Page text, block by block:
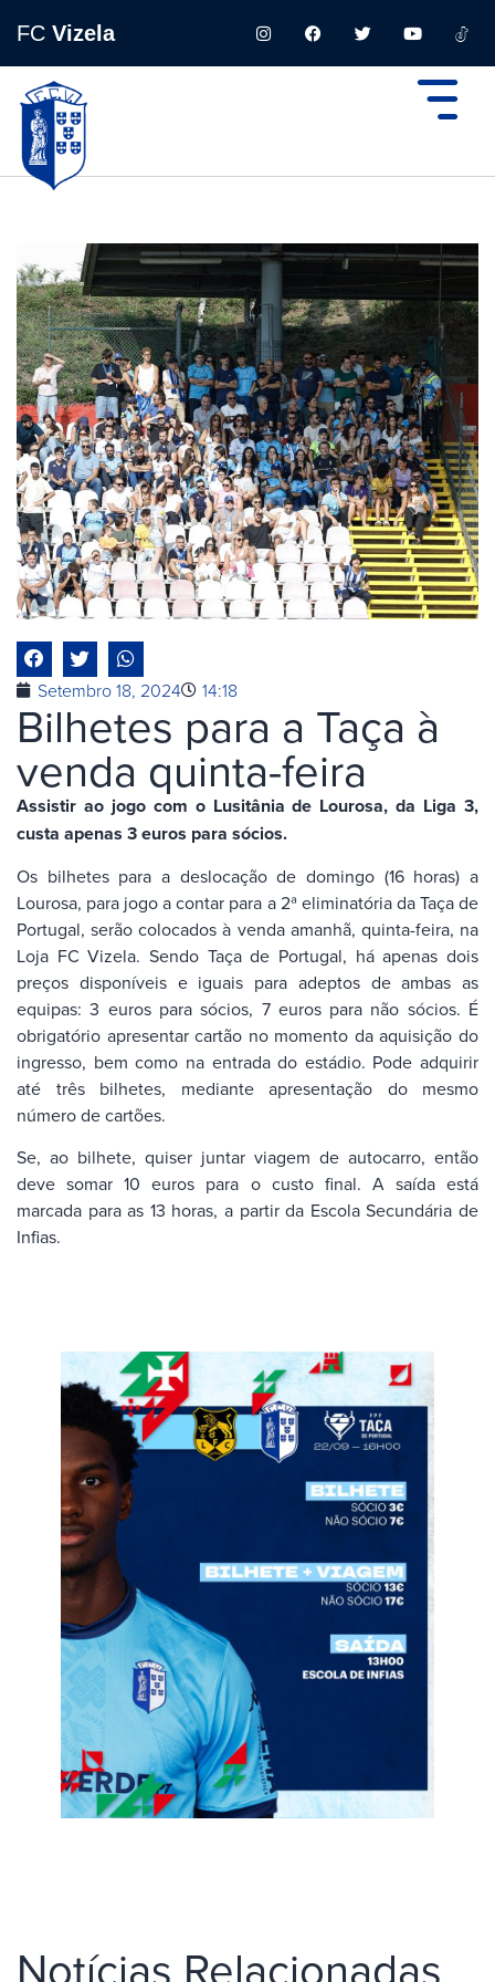
FC Vizela
Setembro 18, 2024 14:18
Bilhetes para a Taça à
venda quinta-feira
Assistir ao jogo com o Lusitânia de Lourosa, da Liga 3,
custa apenas 3 euros para sócios.
Os bilhetes para a deslocação de domingo (16 horas) a
Lourosa, para jogo a contar para a 2ª eliminatória da Taça de
Portugal, serão colocados à venda amanhã, quinta-feira, na
Loja FC Vizela. Sendo Taça de Portugal, há apenas dois
preços disponíveis e iguais para adeptos de ambas as
equipas: 3 euros para sócios, 7 euros para não sócios. É
obrigatório apresentar cartão no momento da aquisição do
ingresso, bem como na entrada do estádio. Pode adquirir
até três bilhetes, mediante apresentação do mesmo
número de cartões.
Se, ao bilhete, quiser juntar viagem de autocarro, então
deve somar 10 euros para o custo final. A saída está
marcada para as 13 horas, a partir da Escola Secundária de
Infias.
Notícias Relacionadas